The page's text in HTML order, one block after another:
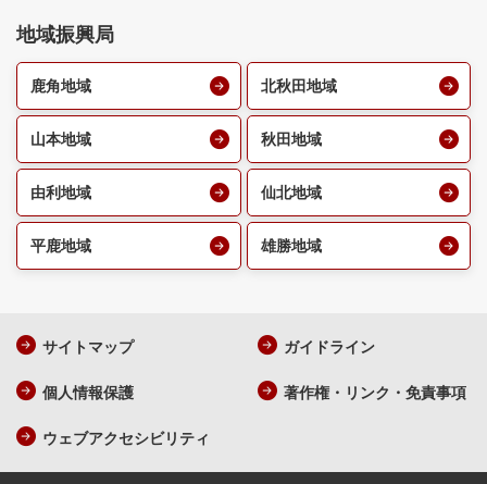
地域振興局
鹿角地域 北秋田地域
山本地域 秋田地域
由利地域 仙北地域
平鹿地域 雄勝地域
サイトマップ ガイドライン
個人情報保護 著作権・リンク・免責事項
ウェブアクセシビリティ